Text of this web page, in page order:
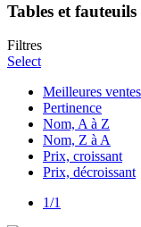
Tables et fauteuils
Filtres
Select
Meilleures ventes
Pertinence
Nom, A à Z
Nom, Z à A
Prix, croissant
Prix, décroissant
1/1